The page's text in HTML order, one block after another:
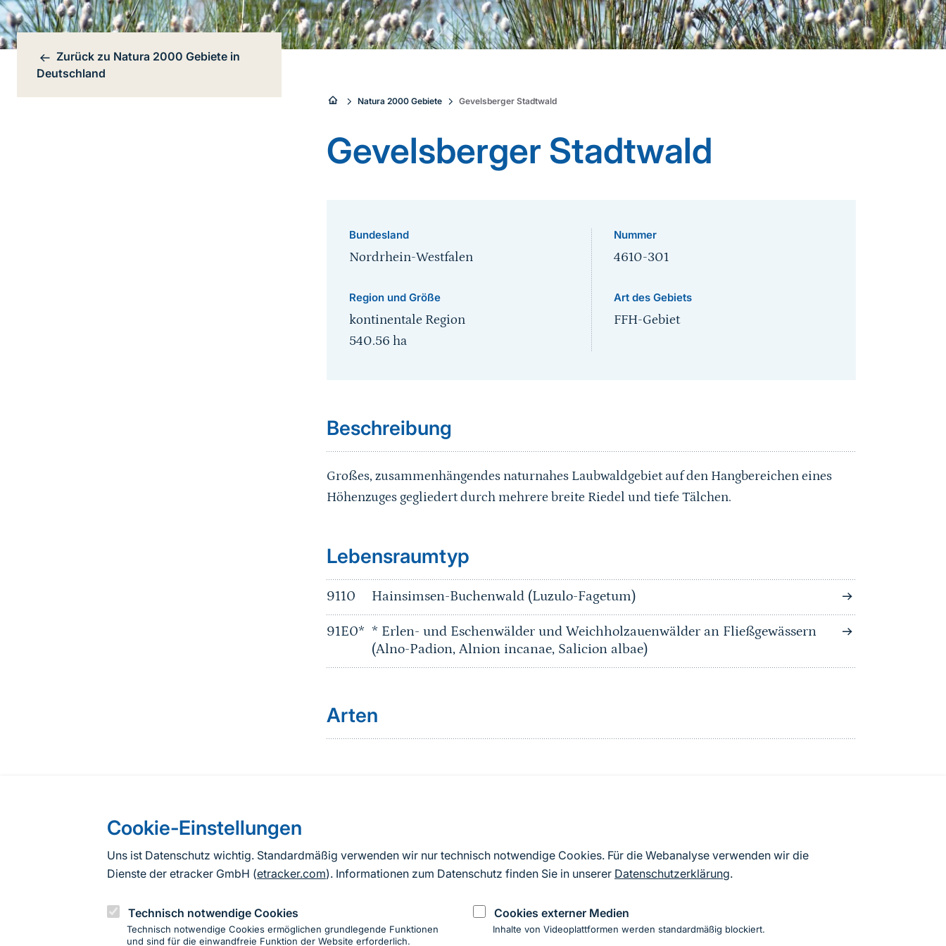
Cookie-Einstellungen
Uns ist Datenschutz wichtig. Standardmäßig verwenden wir nur technisch notwendige Cookies. Für die Webanalyse verwenden wir die
Dienste der etracker GmbH (etracker.com). Informationen zum Datenschutz finden Sie in unserer Datenschutzerklärung.
Technisch notwendige Cookies
Technisch notwendige Cookies ermöglichen grundlegende Funktionen
und sind für die einwandfreie Funktion der Website erforderlich.
Cookies externer Medien
Inhalte von Videoplattformen werden standardmäßig blockiert.
Bereichsnavigation
Zurück zu Natura 2000 Gebiete in
Deutschland
Sie
sind
hier:
Natura 2000 Gebiete Gevelsberger Stadtwald
Gevelsberger Stadtwald
Bundesland
Nordrhein-Westfalen
Region und Größe
kontinentale Region
540.56 ha
Nummer
4610-301
Art des Gebiets
FFH-Gebiet
Beschreibung
Großes, zusammenhängendes naturnahes Laubwaldgebiet auf den Hangbereichen eines
Höhenzuges gegliedert durch mehrere breite Riedel und tiefe Tälchen.
Sprungmarke
Lebensraumtyp
9110 Hainsimsen-Buchenwald (Luzulo-Fagetum)
91E0* * Erlen- und Eschenwälder und Weichholzauenwälder an Fließgewässern
(Alno-Padion, Alnion incanae, Salicion albae)
Arten
Nach Angaben der an die EU übermittelten Standarddatenbögen Deutschlands (Stand:
2019). Aus besonderen Schutzgründen enthalten die zur Veröffentlichung freigegebenen